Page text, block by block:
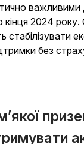
2024 року.
без